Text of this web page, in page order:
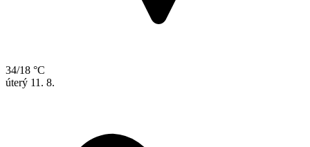
34/18 °C
úterý 11. 8.